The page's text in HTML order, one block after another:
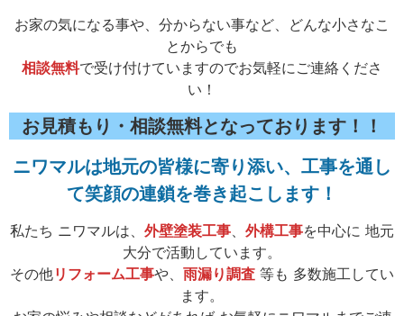
お家の気になる事や、分からない事など、どんな小さなこ
とからでも
相談無料で受け付けていますのでお気軽にご連絡くださ
い！
お見積もり・相談無料となっております！！
ニワマルは地元の皆様に寄り添い、工事を通し
て笑顔の連鎖を巻き起こします！
私たち ニワマルは、 外壁塗装工事、 外構工事を中心に 地元
大分で活動しています。
その他リフォーム工事や、 雨漏り調査 等も 多数施工してい
ます。